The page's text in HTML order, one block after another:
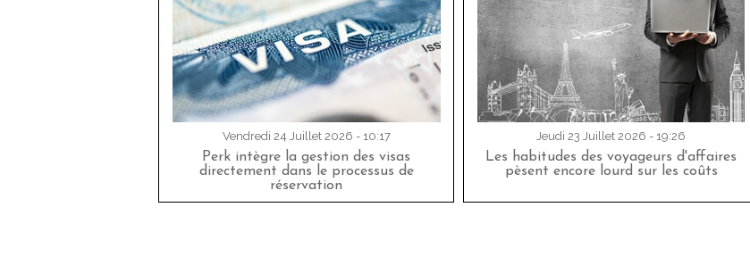
Vendredi 24 Juillet 2026 - 10:17
Perk intègre la gestion des visas
directement dans le processus de
réservation
Jeudi 23 Juillet 2026 - 19:26
Les habitudes des voyageurs d'affaires
pèsent encore lourd sur les coûts